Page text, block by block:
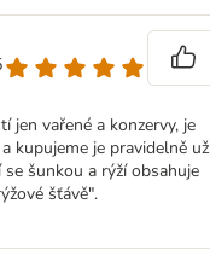
jen vařené a konzervy, je
kupujeme je pravidelně už
šunkou a rýží obsahuje
šťávě".